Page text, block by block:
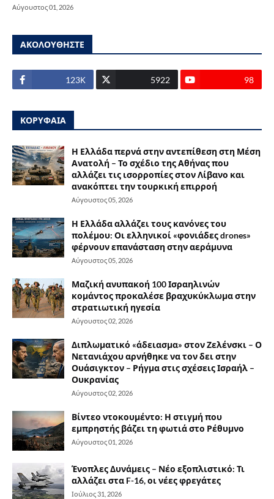
Αύγουστος 01, 2026
ΑΚΟΛΟΥΘΗΣΤΕ
123Κ 5922 98
ΚΟΡΥΦΑΙΑ
Η Ελλάδα περνά στην αντεπίθεση στη Μέση
Ανατολή – Το σχέδιο της Αθήνας που
αλλάζει τις ισορροπίες στον Λίβανο και
ανακόπτει την τουρκική επιρροή
Αύγουστος 05, 2026
Η Ελλάδα αλλάζει τους κανόνες του
πολέμου: Οι ελληνικοί «φονιάδες drones»
φέρνουν επανάσταση στην αεράμυνα
Αύγουστος 05, 2026
Μαζική ανυπακοή 100 Ισραηλινών
κομάντος προκαλέσε βραχυκύκλωμα στην
στρατιωτική ηγεσία
Αύγουστος 02, 2026
Διπλωματικό «άδειασμα» στον Ζελένσκι – Ο
Νετανιάχου αρνήθηκε να τον δει στην
Ουάσιγκτον – Ρήγμα στις σχέσεις Ισραήλ –
Ουκρανίας
Αύγουστος 02, 2026
Βίντεο ντοκουμέντο: Η στιγμή που
εμπρηστής βάζει τη φωτιά στο Ρέθυμνο
Αύγουστος 01, 2026
Ένοπλες Δυνάμεις – Νέο εξοπλιστικό: Τι
αλλάζει στα F-16, οι νέες φρεγάτες
Ιούλιος 31, 2026